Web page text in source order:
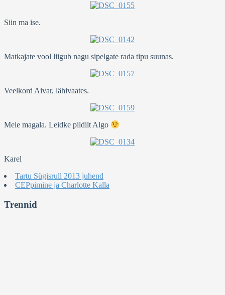
Siin ma ise.
Matkajate vool liigub nagu sipelgate rada tipu suunas.
Veelkord Aivar, lähivaates.
Meie magala. Leidke pildilt Algo
Karel
Tartu Sügisrull 2013 juhend
CEPpimine ja Charlotte Kalla
Trennid